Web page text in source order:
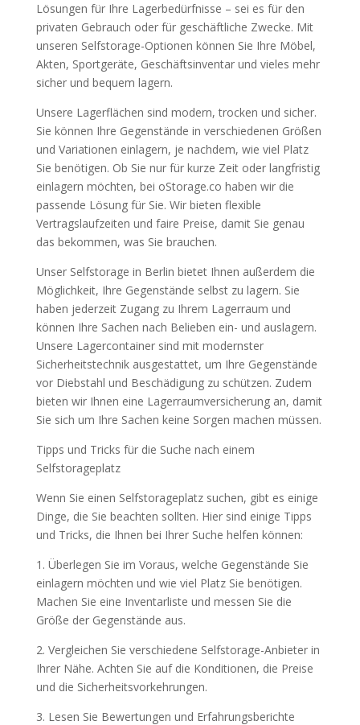
Lösungen für Ihre Lagerbedürfnisse – sei es für den
privaten Gebrauch oder für geschäftliche Zwecke. Mit
unseren Selfstorage-Optionen können Sie Ihre Möbel,
Akten, Sportgeräte, Geschäftsinventar und vieles mehr
sicher und bequem lagern.
Unsere Lagerflächen sind modern, trocken und sicher.
Sie können Ihre Gegenstände in verschiedenen Größen
und Variationen einlagern, je nachdem, wie viel Platz
Sie benötigen. Ob Sie nur für kurze Zeit oder langfristig
einlagern möchten, bei oStorage.co haben wir die
passende Lösung für Sie. Wir bieten flexible
Vertragslaufzeiten und faire Preise, damit Sie genau
das bekommen, was Sie brauchen.
Unser Selfstorage in Berlin bietet Ihnen außerdem die
Möglichkeit, Ihre Gegenstände selbst zu lagern. Sie
haben jederzeit Zugang zu Ihrem Lagerraum und
können Ihre Sachen nach Belieben ein- und auslagern.
Unsere Lagercontainer sind mit modernster
Sicherheitstechnik ausgestattet, um Ihre Gegenstände
vor Diebstahl und Beschädigung zu schützen. Zudem
bieten wir Ihnen eine Lagerraumversicherung an, damit
Sie sich um Ihre Sachen keine Sorgen machen müssen.
Tipps und Tricks für die Suche nach einem
Selfstorageplatz
Wenn Sie einen Selfstorageplatz suchen, gibt es einige
Dinge, die Sie beachten sollten. Hier sind einige Tipps
und Tricks, die Ihnen bei Ihrer Suche helfen können:
1. Überlegen Sie im Voraus, welche Gegenstände Sie
einlagern möchten und wie viel Platz Sie benötigen.
Machen Sie eine Inventarliste und messen Sie die
Größe der Gegenstände aus.
2. Vergleichen Sie verschiedene Selfstorage-Anbieter in
Ihrer Nähe. Achten Sie auf die Konditionen, die Preise
und die Sicherheitsvorkehrungen.
3. Lesen Sie Bewertungen und Erfahrungsberichte